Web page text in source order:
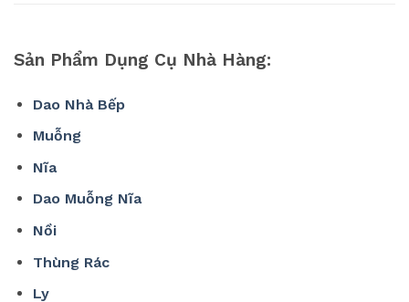
Sản Phẩm Dụng Cụ Nhà Hàng:
Dao Nhà Bếp
Muỗng
Nĩa
Dao Muỗng Nĩa
Nồi
Thùng Rác
Ly